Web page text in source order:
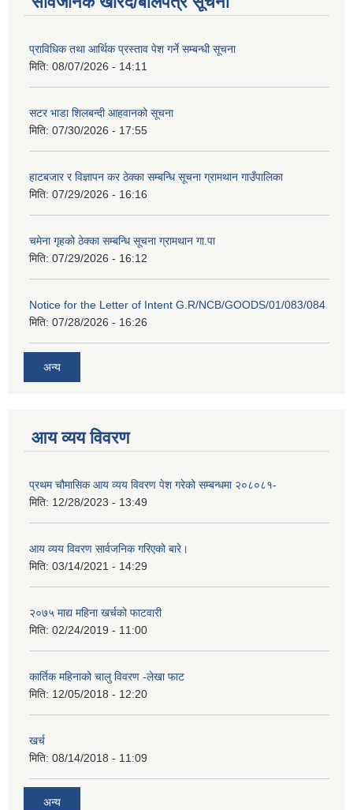
प्राविधिक तथा आर्थिक प्रस्ताव पेश गर्ने सम्बन्धी सूचना
मिति: 08/07/2026 - 14:11
सटर भाडा शिलबन्दी आहवानको सूचना
मिति: 07/30/2026 - 17:55
हाटबजार र विज्ञापन कर ठेक्का सम्बन्धि सूचना ग्रामथान गाउँपालिका
मिति: 07/29/2026 - 16:16
चमेना गृहको ठेक्का सम्बन्धि सूचना ग्रामथान गा.पा
मिति: 07/29/2026 - 16:12
Notice for the Letter of Intent G.R/NCB/GOODS/01/083/084
मिति: 07/28/2026 - 16:26
अन्य
आय व्यय विवरण
प्रथम चौमासिक आय व्यय विवरण पेश गरेको सम्बन्धमा २०८०८१-
मिति: 12/28/2023 - 13:49
आय व्यय विवरण सार्वजनिक गरिएको बारे।
मिति: 03/14/2021 - 14:29
२०७५ माद्य महिना खर्चको फाटवारी
मिति: 02/24/2019 - 11:00
कार्तिक महिनाको चालु विवरण -लेखा फाट
मिति: 12/05/2018 - 12:20
खर्च
मिति: 08/14/2018 - 11:09
अन्य